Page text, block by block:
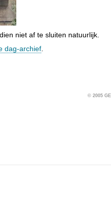
niet af te sluiten natuurlijk.
dag-archief
© 2005